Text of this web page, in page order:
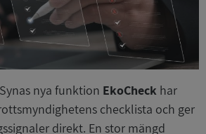
Synas nya funktion EkoCheck har
checklista och ger
direkt. En stor mängd